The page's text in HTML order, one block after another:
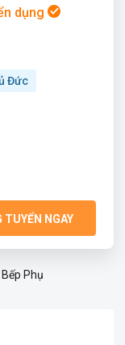
dụng
Đức
TUYỂN NGAY
Bếp Phụ